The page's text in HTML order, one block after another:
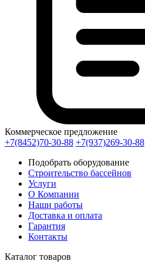
Коммерческое предложение
+7(8452)70-30-88 +7(937)269-30-88
Подобрать оборудование
Строительство бассейнов
Услуги
О Компании
Наши работы
Доставка и оплата
Гарантия
Контакты
Каталог товаров